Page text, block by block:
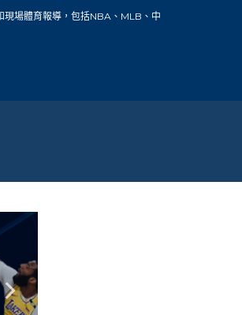
NBA、MLB、中華職棒、籃球、網球、足球、賽車